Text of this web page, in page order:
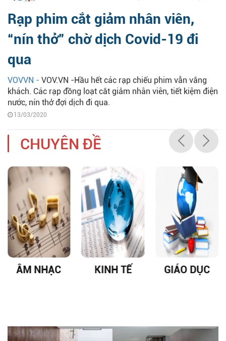
Rạp phim cắt giảm nhân viên,
“nín thở” chờ dịch Covid-19 đi
qua
VOVVN - VOV.VN -Hầu hết các rạp chiếu phim vẫn vắng
khách. Các rạp đồng loạt cắt giảm nhân viên, tiết kiệm điện
nước, nín thở đợi dịch đi qua.
13/03/2020
CHUYÊN ĐỀ
ÂM NHẠC KINH TẾ GIÁO DỤC